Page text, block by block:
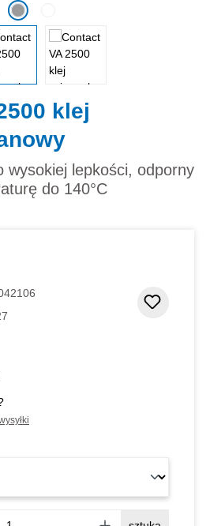
klej
wysokiej lepkości, odporny
do 140°C